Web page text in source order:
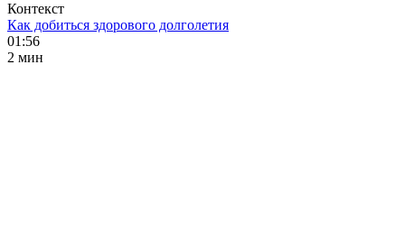
Контекст
Как добиться здорового долголетия
01:56
2 мин